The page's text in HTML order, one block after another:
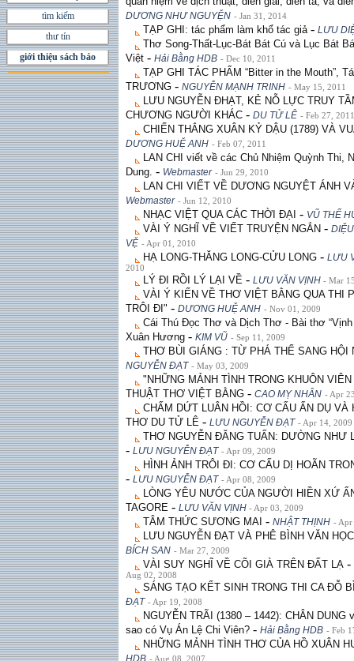
tìm kiếm
thư tín
giới thiệu sách báo
DƯƠNG NHƯ NGUYỆN - Jan 31, 2014
TẠP GHI: tác phẩm làm khổ tác giả - LƯU
Thơ Song-Thất-Lục-Bát Bát Cú và Lục Bát
Việt - Hải Bằng HDB - Dec 10, 2011
TẠP GHI TÁC PHẨM “Bitter in the Mouth”,
TRƯƠNG - NGUYỄN MẠNH TRINH - May 15, 2011
LƯU NGUYỄN ÐHẠT, KẺ NỖ LỰC TRUY
CHƯƠNG NGƯỜI KHÁC - DU TỬ LÊ - Feb 27, 2011
CHIẾN THẮNG XUÂN KỶ DẬU (1789) VÀ
DƯƠNG HUỆ ANH - Feb 07, 2011
LAN CHI viết về các Chủ Nhiệm Quỳnh Thi,
Dung. - Webmaster - Jun 29, 2010
LAN CHI VIẾT VỀ DƯƠNG NGUYỆT ÁNH
Webmaster - Jun 12, 2010
NHẠC VIỆT QUA CÁC THỜI ĐẠI - VŨ THẾ
VÀI Ý NGHĨ VỀ VIẾT TRUYỆN NGẮN -
VỆ - Apr 01, 2010
HẠ LONG-THĂNG LONG-CỬU LONG - LƯU
2010
LÝ ĐI RỒI LÝ LẠI VỀ - LƯU VĂN VỊNH - Mar
VÀI Ý KIẾN VỀ THƠ VIỆT BẰNG QUA THI
TRÔI ĐI" - DƯƠNG HUỆ ANH - Nov 01, 2009
Cái Thú Đọc Thơ và Dịch Thơ - Bài thơ “Vịnh
Xuân Hương - KIM VŨ - Sep 11, 2009
THƠ BÙI GIÁNG : TỪ PHÁ THỂ SANG HỘI
NGUYỄN ÐẠT - May 03, 2009
"NHỮNG MẢNH TÌNH TRONG KHUÔN
THUẬT THƠ VIỆT BẰNG - CAO MỴ NHÂN - Apr
CHẤM DỨT LUÂN HỒI: CƠ CẤU ẨN DỤ VÀ
THƠ DU TỬ LÊ - LƯU NGUYỄN ÐẠT - Apr 14, 2009
THƠ NGUYỄN ÐĂNG TUẤN: DƯỜNG NHƯ
- LƯU NGUYỄN ÐẠT - Apr 09, 2009
HÌNH ẢNH TRÔI ÐI: CƠ CẤU DỊ HOÃN
- LƯU NGUYỄN ÐẠT - Apr 08, 2009
LÒNG YÊU NƯỚC CỦA NGƯỜI HIỀN XỨ
TAGORE - LƯU VĂN VỊNH - Apr 03, 2009
TÂM THỨC SƯƠNG MAI - NHẬT THỊNH - Apr
LƯU NGUYỄN ÐẠT VÀ PHÊ BÌNH VĂN
BÍCH SAN - Mar 27, 2009
VÀI SUY NGHĨ VỀ CÕI GIÀ TRÊN ĐẤT LẠ -
Aug 02, 2008
SÁNG TẠO KẾT SINH TRONG THI CA ĐỖ
ÐẠT - Apr 19, 2008
NGUYỄN TRÃI (1380 – 1442): CHÂN DUNG
sao có Vụ Án Lệ Chi Viên? - Hải Bằng HDB - Feb
NHỮNG MẢNH TÌNH THƠ CỦA HỒ XUÂN
HDB - Aug 08, 2007